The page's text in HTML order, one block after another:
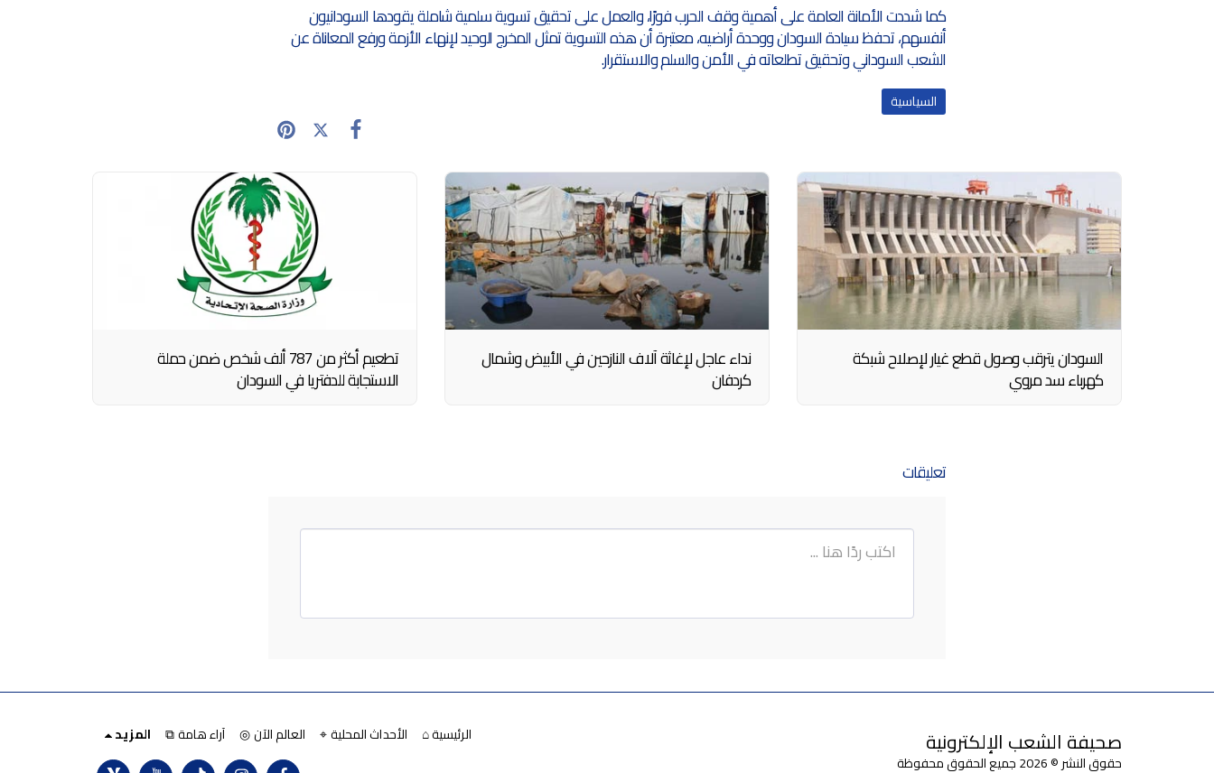
كما شددت الأمانة العامة على أهمية وقف الحرب فورًا، والعمل على تحقيق تسوية سلمية شاملة يقودها السودانيون
أنفسهم، تحفظ سيادة السودان ووحدة أراضيه، معتبرة أن هذه التسوية تمثل المخرج الوحيد لإنهاء الأزمة ورفع المعاناة عن
الشعب السوداني وتحقيق تطلعاته في الأمن والسلم والاستقرار.
السياسية
السودان يترقب وصول قطع غيار لإصلاح شبكة
كهرباء سد مروي
نداء عاجل لإغاثة آلاف النازحين في الأبيض وشمال
كردفان
تطعيم أكثر من 787 ألف شخص ضمن حملة
الاستجابة للدفتريا في السودان
تعليقات
صحيفة الشعب الإلكترونية
حقوق النشر © 2026 جميع الحقوق محفوظة
الرئيسية ⌂ الأحداث المحلية ⌖ العالم الآن ◎ آراء هامة ⧉ المزيد